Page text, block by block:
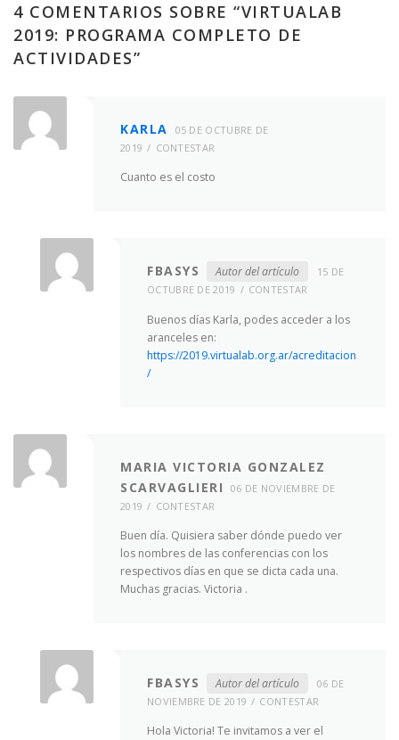
4 COMENTARIOS SOBRE “VIRTUALAB
2019: PROGRAMA COMPLETO DE
ACTIVIDADES”
KARLA
05 DE OCTUBRE DE
2019
CONTESTAR
Cuanto es el costo
FBASYS Autor del artículo
15 DE
OCTUBRE DE 2019
CONTESTAR
Buenos días Karla, podes acceder a los
aranceles en:
https://2019.virtualab.org.ar/acreditacion
/
MARIA VICTORIA GONZALEZ
SCARVAGLIERI
06 DE NOVIEMBRE DE
2019
CONTESTAR
Buen día. Quisiera saber dónde puedo ver
los nombres de las conferencias con los
respectivos días en que se dicta cada una.
Muchas gracias. Victoria .
FBASYS Autor del artículo
06 DE
NOVIEMBRE DE 2019
CONTESTAR
Hola Victoria! Te invitamos a ver el